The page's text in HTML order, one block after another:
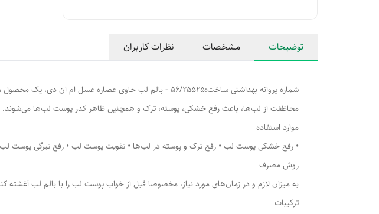
توضیحات مشخصات نظرات کاربران
شماره پروانه بهداشتی ساخت:56/25525 - بالم لب حاوی
محاظفت از لب‌ها، باعث رفع خشکی، پوسته، ترک و همچنین ظاهر کدر پوست لب‌ها می‌شوند.
موارد استفاده
• رفع خشکی پوست لب • رفع ترک و پوسته در لب‌ها • تقویت پوست لب • رفع تیرگی پوست
روش مصرف
به میزان لازم و در زمان‌های مورد نیاز، مخصوصا قبل از خواب پوست لب را با بالم لب آغشته
ترکیبات